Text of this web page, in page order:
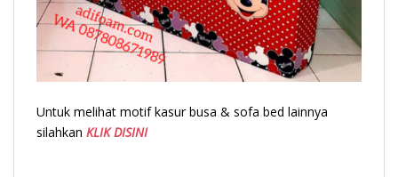
Untuk melihat motif kasur busa & sofa bed lainnya
silahkan KLIK DISINI